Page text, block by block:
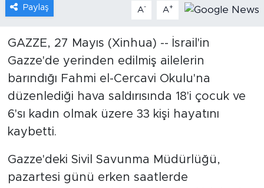
Paylaş A- A+
GAZZE, 27 Mayıs (Xinhua) -- İsrail'in
Gazze'de yerinden edilmiş ailelerin
barındığı Fahmi el-Cercavi Okulu'na
düzenlediği hava saldırısında 18'i çocuk ve
6'sı kadın olmak üzere 33 kişi hayatını
kaybetti.
Gazze'deki Sivil Savunma Müdürlüğü,
pazartesi günü erken saatlerde
Xinhua
Xinhua Türkiye
Seyahat